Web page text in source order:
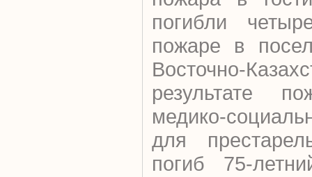
погибли
пожаре в
Восточно-
результате
медико-
для
погиб 75-